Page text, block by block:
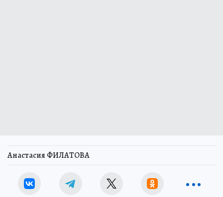
Анастасия ФИЛАТОВА